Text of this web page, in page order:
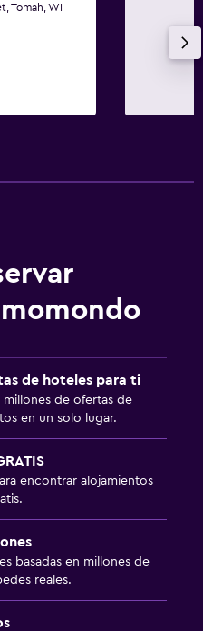
Tomah, WI
de hoteles para ti
millones de ofertas de
en un solo lugar.
encontrar alojamientos
basadas en millones de
reales.